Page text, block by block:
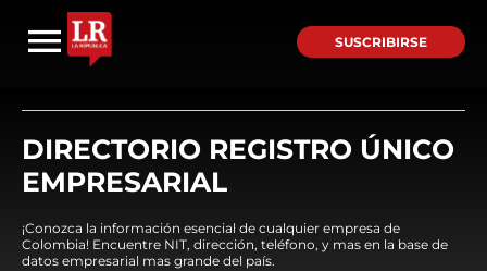
SUSCRIBIRSE
DIRECTORIO REGISTRO ÚNICO
EMPRESARIAL
¡Conozca la información esencial de cualquier empresa de
Colombia! Encuentre NIT, dirección, teléfono, y mas en la base de
datos empresarial mas grande del país.